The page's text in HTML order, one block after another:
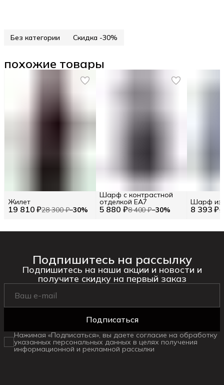
Без категории Скидка -30%
похожие товары
19 810 ₽28 300 ₽−30%
Жилет
5 880 ₽8 400 ₽−30%
Шарф с контрастной
отделкой EA7
8 393 ₽
Шарф из
Подпишитесь на рассылку
Подпишитесь на наши акции и новости и
получите скидку на первый заказ
Подписаться
Нажимая «Подписаться», вы даете согласие на обработку
указанных персональных данных в целях получения
информационной и рекламной рассылки